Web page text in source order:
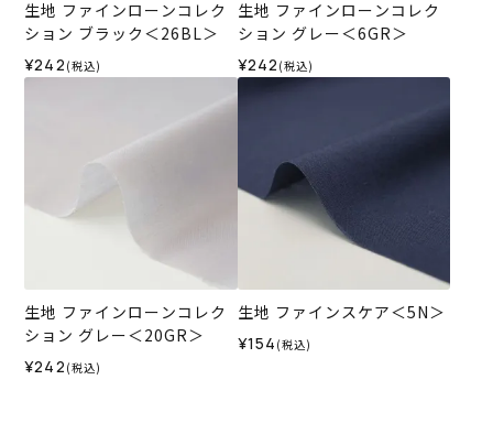
生地 ファインローンコレク
ション ブラック＜26BL＞
¥242 (税込)
生地 ファインローンコレク
ション グレー＜6GR＞
¥242 (税込)
生地 ファインローンコレク
ション グレー＜20GR＞
¥242 (税込)
生地 ファインスケア＜5N＞
¥154 (税込)